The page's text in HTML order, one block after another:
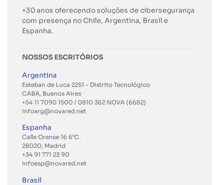
+30 anos oferecendo soluções de cibersegurança
com presença no Chile, Argentina, Brasil e
Espanha.
NOSSOS ESCRITÓRIOS
Argentina
Esteban de Luca 2251 – Distrito Tecnológico
CABA, Buenos Aires
+54 11 7090 1500 / 0810 362 NOVA (6682)
infoarg@novared.net
Espanha
Calle Orense 16 6°C.
28020, Madrid
+34 91 771 23 90
infoesp@novared.net
Brasil